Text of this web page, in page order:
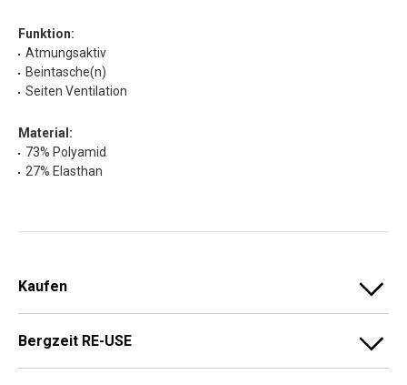
Funktion:
Atmungsaktiv
Beintasche(n)
Seiten Ventilation
Material:
73% Polyamid
27% Elasthan
Kaufen
Bergzeit RE-USE